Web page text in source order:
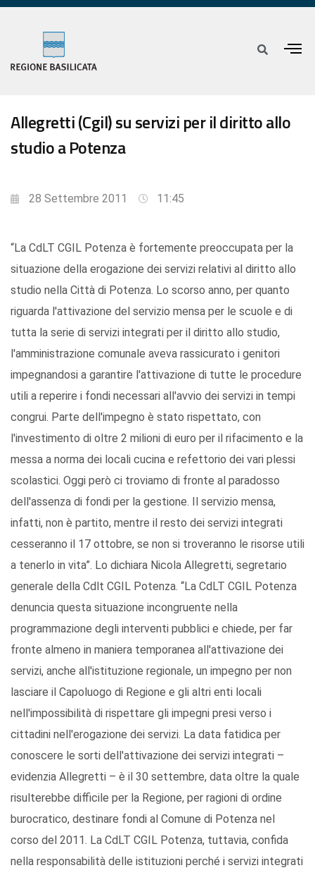
Allegretti (Cgil) su servizi per il diritto allo
studio a Potenza
28 Settembre 2011 11:45
“La CdLT CGIL Potenza è fortemente preoccupata per la
situazione della erogazione dei servizi relativi al diritto allo
studio nella Città di Potenza. Lo scorso anno, per quanto
riguarda l'attivazione del servizio mensa per le scuole e di
tutta la serie di servizi integrati per il diritto allo studio,
l'amministrazione comunale aveva rassicurato i genitori
impegnandosi a garantire l'attivazione di tutte le procedure
utili a reperire i fondi necessari all'avvio dei servizi in tempi
congrui. Parte dell'impegno è stato rispettato, con
l'investimento di oltre 2 milioni di euro per il rifacimento e la
messa a norma dei locali cucina e refettorio dei vari plessi
scolastici. Oggi però ci troviamo di fronte al paradosso
dell'assenza di fondi per la gestione. Il servizio mensa,
infatti, non è partito, mentre il resto dei servizi integrati
cesseranno il 17 ottobre, se non si troveranno le risorse utili
a tenerlo in vita”. Lo dichiara Nicola Allegretti, segretario
generale della Cdlt CGIL Potenza. “La CdLT CGIL Potenza
denuncia questa situazione incongruente nella
programmazione degli interventi pubblici e chiede, per far
fronte almeno in maniera temporanea all'attivazione dei
servizi, anche all'istituzione regionale, un impegno per non
lasciare il Capoluogo di Regione e gli altri enti locali
nell'impossibilità di rispettare gli impegni presi verso i
cittadini nell'erogazione dei servizi. La data fatidica per
conoscere le sorti dell'attivazione dei servizi integrati –
evidenzia Allegretti – è il 30 settembre, data oltre la quale
risulterebbe difficile per la Regione, per ragioni di ordine
burocratico, destinare fondi al Comune di Potenza nel
corso del 2011. La CdLT CGIL Potenza, tuttavia, confida
nella responsabilità delle istituzioni perché i servizi integrati